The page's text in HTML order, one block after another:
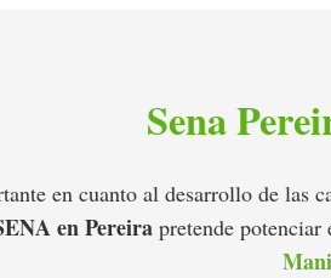
Sena
en cuanto al desarrollo de las
en Pereira pretende